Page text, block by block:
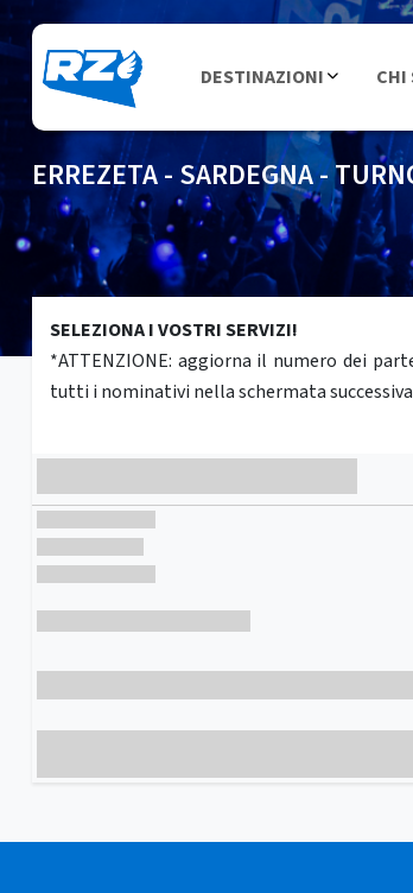
DESTINAZIONI CHI
ERREZETA - SARDEGNA -
SELEZIONA I VOSTRI SERVIZI!
*ATTENZIONE: aggiorna il numero dei
tutti i nominativi nella schermata